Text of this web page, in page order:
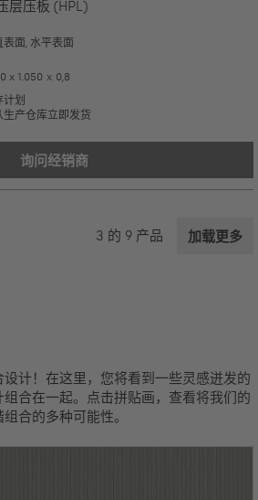
层压板 (HPL)
表面, 水平表面
x 1.050 x 0,8
计划
生产仓库立即发货
询问经销商
3 的 9 产品 加载更多
计！在这里，您将看到一些灵感迸发的
合在一起。点击拼贴画，查看将我们的
合的多种可能性。